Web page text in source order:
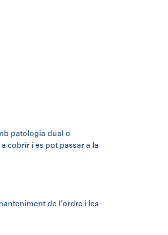
patologia dual o
a cobrir i es pot passar a la
de l’ordre i les